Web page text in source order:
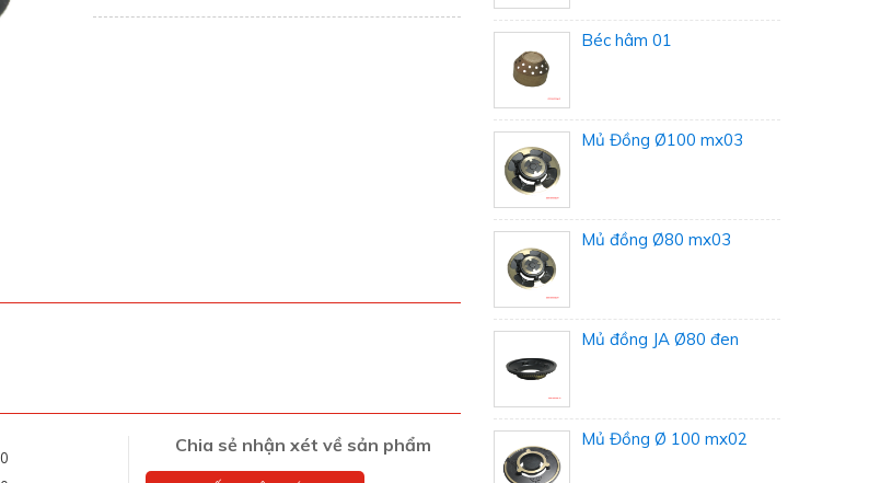
0
Chia sẻ nhận xét về sản phẩm
Béc hâm 01
Mủ Đồng Ø100 mx03
Mủ đồng Ø80 mx03
Mủ đồng JA Ø80 đen
Mủ Đồng Ø 100 mx02